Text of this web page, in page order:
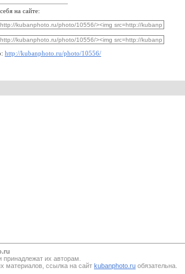
на сайте:
http://kubanphoto.ru/photo/10556/
их авторам.
материалов, ссылка на сайт kubanphoto.ru обязательна.